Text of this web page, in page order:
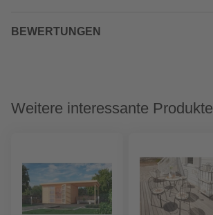
BEWERTUNGEN
Weitere interessante Produkte